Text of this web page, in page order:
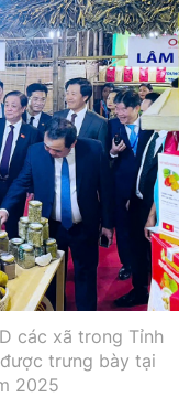
các xã trong Tỉnh
trưng bày tại
2025